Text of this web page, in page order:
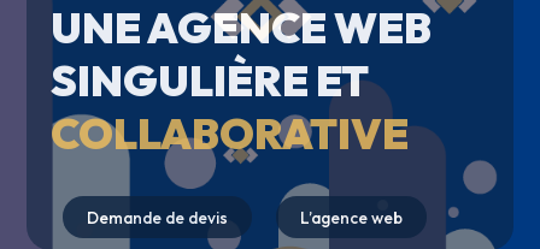
Demande de devis Création sur mesure
UNE AGENCE WEB
SINGULIÈRE ET
COLLABORATIVE
Demande de devis L’agence web
Demande de devis Création sur mesure
Demande de devis Création sur mesure
Demande de devis
Demande de devis